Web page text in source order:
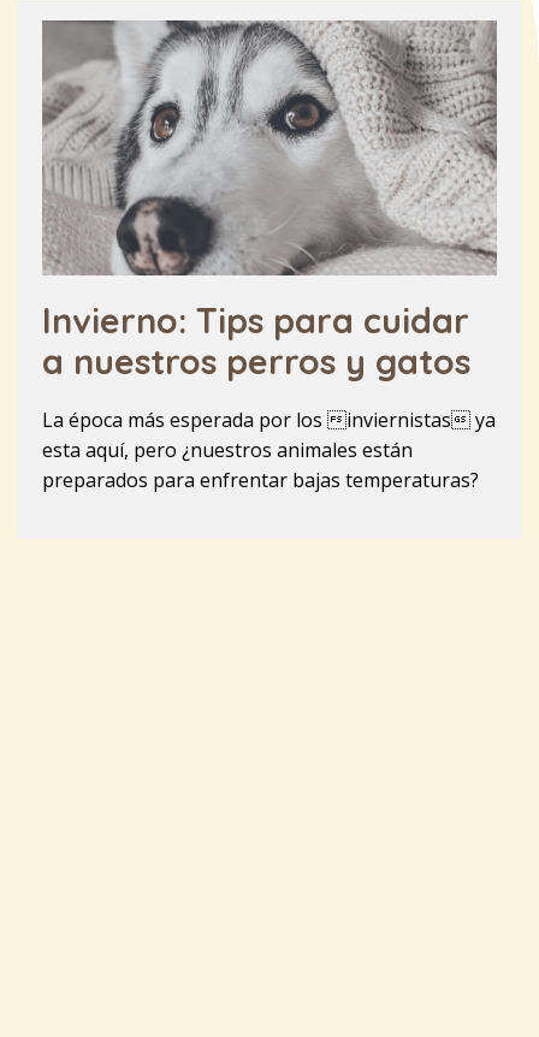
Invierno: Tips para cuidar
a nuestros perros y gatos
La época más esperada por los inviernistas ya
esta aquí, pero ¿nuestros animales están
preparados para enfrentar bajas temperaturas?